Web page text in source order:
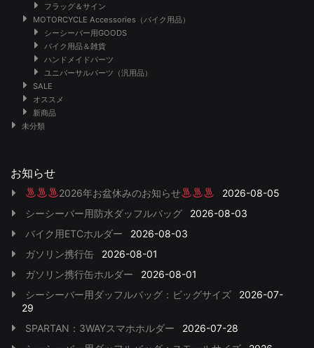
フラッグ＆サイン
MOTORCYCLE Accessories（バイク用品）
シーシーバー用GOODS
バイク用品＆雑貨
ハンドメイドパーツ
ユニバーサルパーツ（汎用品）
SALE
オススメ
新商品
未分類
お知らせ
2026年お盆休みのお知らせ
2026-08-05
シーシーバー用防水ダッフルバッグ
2026-08-03
バイク用ETCホルダー
2026-08-03
ガソリン携行缶
2026-08-01
ガソリン携行缶ホルダー
2026-08-01
シーシーバー用ダッフルバッグ：ビッグサイズ
2026-07-
29
SPARTAN：3WAYスマホホルダー
2026-07-28